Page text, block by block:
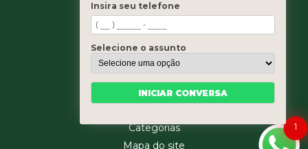
Home
Quem somos
Serviços
Blog
Categorias
Mapa do site
1
Insira seu telefone
Selecione o assunto
INICIAR CONVERSA